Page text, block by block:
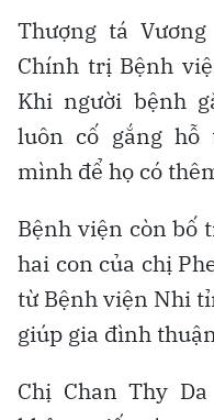
Thượng tá
Chính trị Bệnh
Khi người bệnh
luôn cố gắng hỗ
mình để họ có
Bệnh viện còn bố
hai con của chị
từ Bệnh viện Nhi
giúp gia đình
Chị Chan Thy